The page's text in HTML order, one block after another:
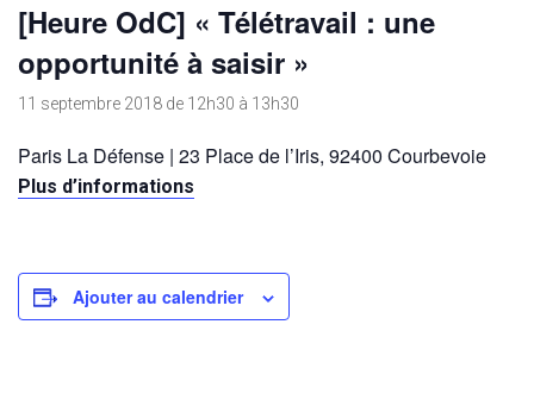
[Heure OdC] « Télétravail : une
opportunité à saisir »
11 septembre 2018 de 12h30 à 13h30
Paris La Défense | 23 Place de l’Iris, 92400 Courbevoie
Plus d’informations
Ajouter au calendrier